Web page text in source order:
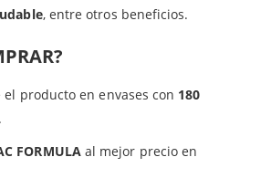
, entre otros beneficios.
producto en envases con 180
.
FORMULAal mejor precio en